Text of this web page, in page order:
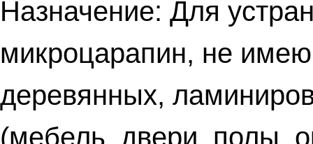
Назначение: Для
микроцарапин, не
деревянных,
(мебель, двери, полы,